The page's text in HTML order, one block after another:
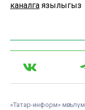
каналга язылыгыз
«Татар-информ»